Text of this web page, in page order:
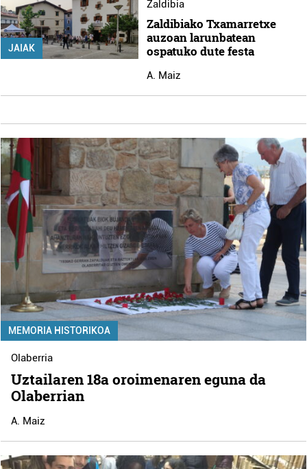
JAIAK
Zaldibia
Zaldibiako Txamarretxe
auzoan larunbatean
ospatuko dute festa
A. Maiz
MEMORIA HISTORIKOA
Olaberria
Uztailaren 18a oroimenaren eguna da
Olaberrian
A. Maiz